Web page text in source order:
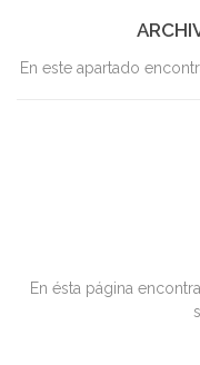
En este apartado
En ésta página